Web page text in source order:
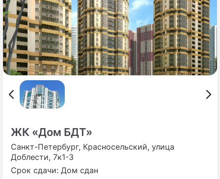
ЭКОНОМИКА
ПРОИСШЕСТВИЯ
СОННИК
СТИЛЬ ЖИЗНИ
О ПРОЕКТЕ
ЖК «Дом БДТ»
Санкт-Петербург, Красносельский, улица
Доблести, 7к1-3
Срок сдачи: Дом сдан